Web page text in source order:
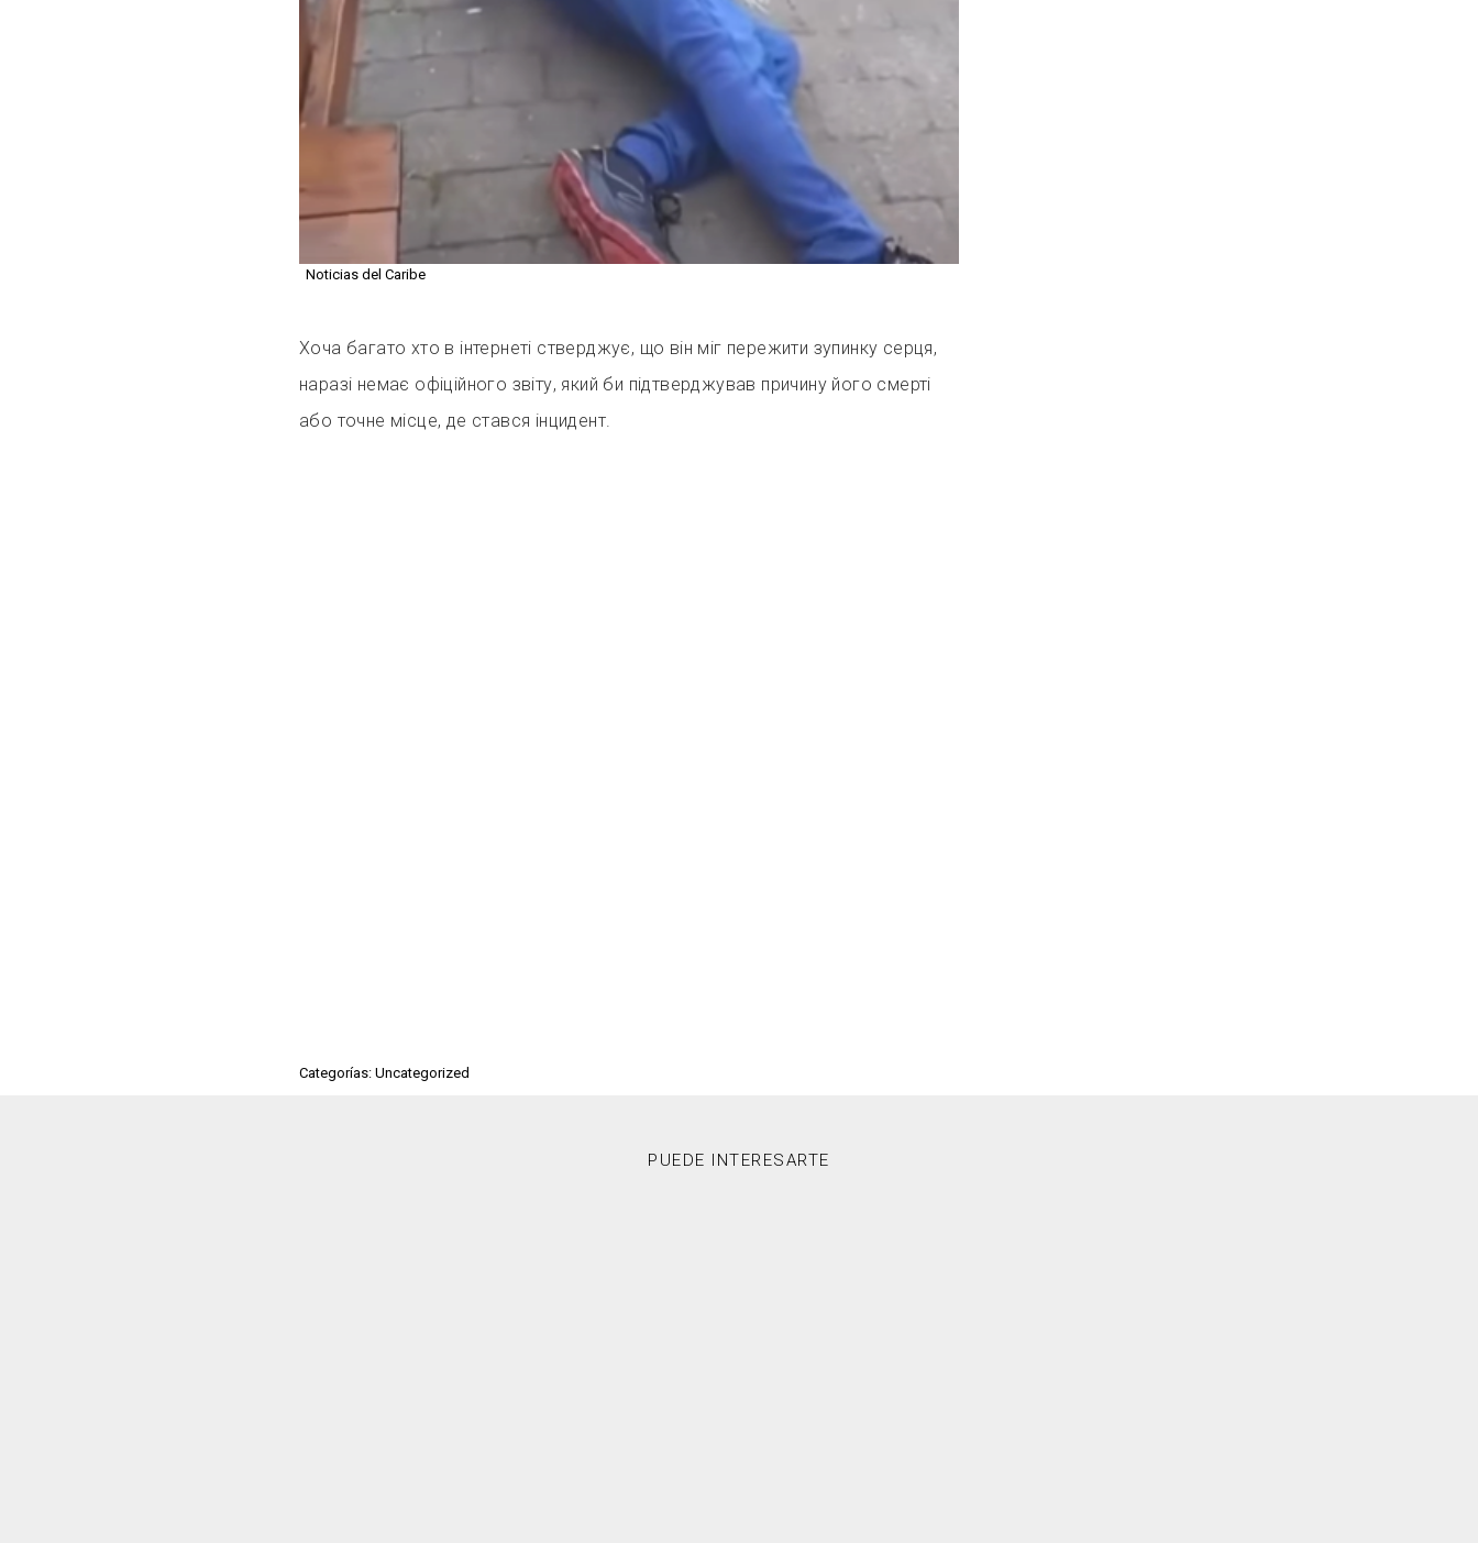
Noticias del Caribe
Хоча багато хто в інтернеті стверджує, що він міг пережити зупинку серця,
наразі немає офіційного звіту, який би підтверджував причину його смерті
або точне місце, де стався інцидент.
Categorías: Uncategorized
PUEDE INTERESARTE